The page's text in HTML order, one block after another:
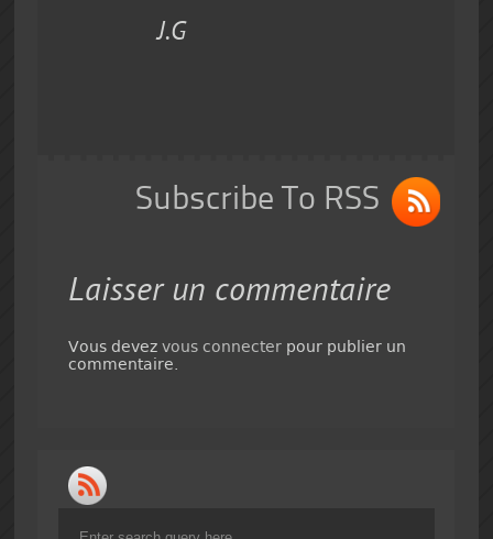
J.G
Subscribe To RSS
Laisser un commentaire
Vous devez vous connecterpour publier un
commentaire.